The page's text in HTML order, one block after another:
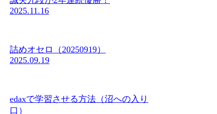
2025.11.16
詰めオセロ（20250919）
2025.09.19
edaxで学習させる方法（沼への入り
口）